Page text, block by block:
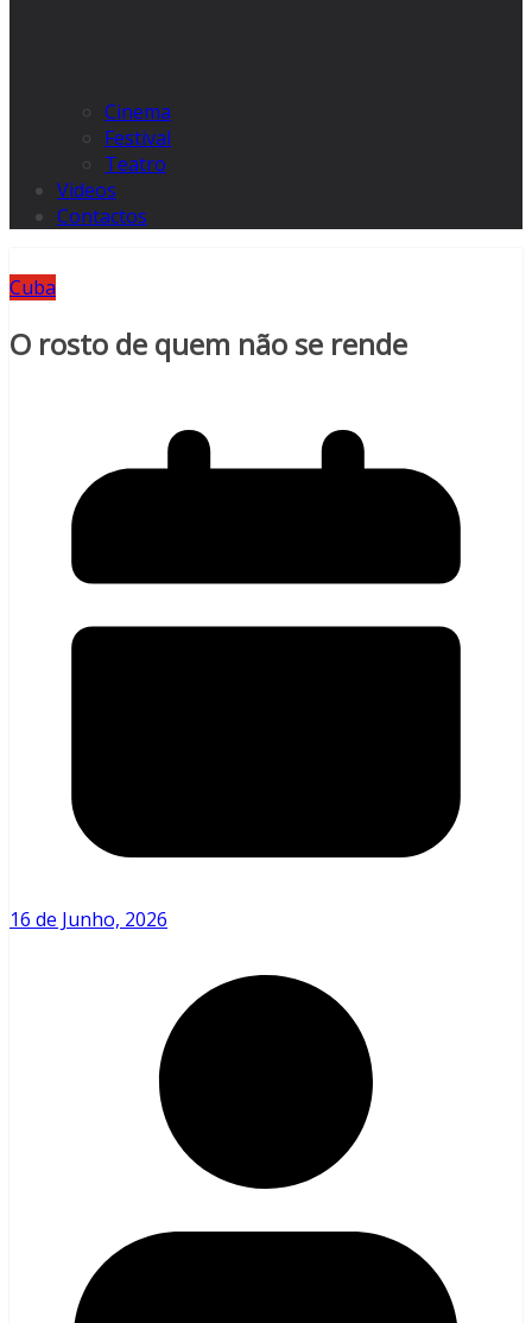
Cinema
Festival
Teatro
Videos
Contactos
Cuba
O rosto de quem não se rende
16 de Junho, 2026